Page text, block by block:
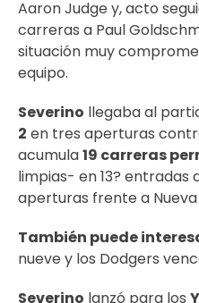
Aaron Judge y, acto
carreras a Paul
situación muy
equipo.
Severino llegaba al
2 en tres aperturas
acumula19 carreras
limpias- en 13? entradas
aperturas frente a Nueva
También puede
nueve y los Dodgers
Severino lanzó para los